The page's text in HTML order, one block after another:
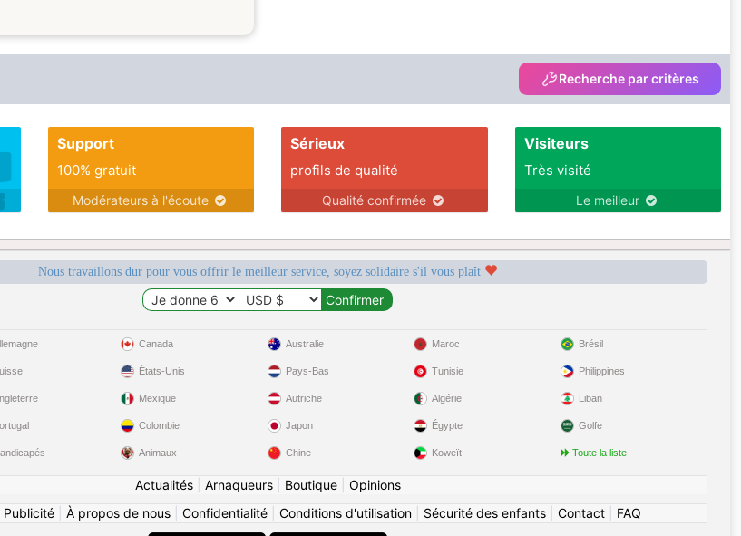
Recherche par critères
Support
100% gratuit
Modérateurs à l'écoute
Sérieux
profils de qualité
Qualité confirmée
Visiteurs
Très visité
Le meilleur
Nous travaillons dur pour vous offrir le meilleur service, soyez solidaire s'il vous plaît
Canada
États-Unis
Mexique
Colombie
Animaux
Australie
Pays-Bas
Autriche
Japon
Chine
Maroc
Tunisie
Algérie
Égypte
Koweït
Brésil
Philippines
Liban
Golfe
Toute la liste
Actualités| Arnaqueurs| Boutique| Opinions
Publicité| À propos de nous| Confidentialité| Conditions d'utilisation| Sécurité des enfants| Contact| FAQ